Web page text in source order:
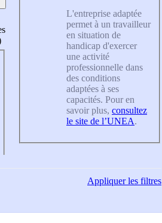
L'entreprise adaptée
permet à un travailleur
en situation de
handicap d'exercer
une activité
professionnelle dans
des conditions
adaptées à ses
capacités. Pour en
savoir plus, consultez
le site de l’UNEA.
Appliquerles filtres